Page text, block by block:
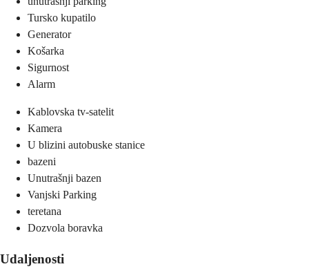
Tursko kupatilo
Generator
Košarka
Sigurnost
Alarm
Kablovska tv-satelit
Kamera
U blizini autobuske stanice
bazeni
Unutrašnji bazen
Vanjski Parking
teretana
Dozvola boravka
Udaljenosti